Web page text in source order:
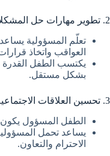
2. تطوير مهارات حل المشكلات
تعلّم المسؤولية
العواقب واتخاذ
يكتسب الطفل القدرة
بشكل مستقل.
3. تحسين العلاقات الاجتماعية
الطفل المسؤول يكون
يساعد تحمل
الاحترام والتعاون.